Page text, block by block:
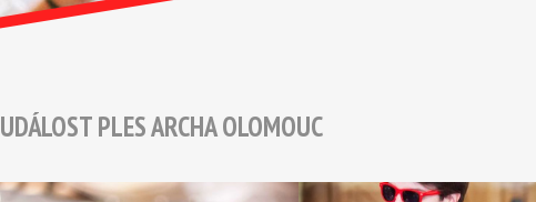
UDÁLOST PLES ARCHA OLOMOUC